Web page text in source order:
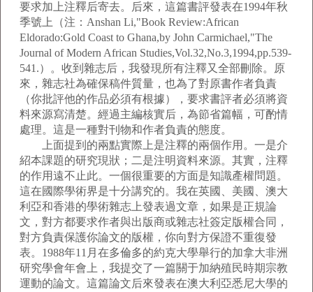
要求加上注釋后寄去。后來，這篇書評發表在1994年秋
季號上（注：Anshan Li,"Book Review:African
Eldorado:Gold Coast to Ghana,by John Carmichael,"The
Journal of Modern African Studies,Vol.32,No.3,1994,pp.539-
541.）。收到雜志后，我發現所有注釋又全部刪除。原
來，雜志社為確保稿件質量，也為了對原書作者負責
（你批評他的作品必須有根據），要求書評者必須將資
料來源寫清楚。經過主編核實后，為節省篇幅，可酌情
處理。這是一種對刊物和作者負責的態度。
上面提到的兩點實際上是注釋的兩個作用。一是介
紹本課題的研究現狀；二是注明資料來源。其實，注釋
的作用遠不止此。一個很重要的方面是知識產權問題。
這在國際學術界是十分講究的。我在英國、美國、澳大
利亞和香港的學術雜志上發表過文章，如果是正規論
文，對方都要求作者與出版商或雜志社簽定版權合同，
對方負責保護你論文的版權，你向對方保證不重復發
表。1988年11月在多倫多的約克大學舉行的加拿大非洲
研究學會年會上，我提交了一篇關于加納殖民時期宗教
運動的論文。這篇論文后來發表在澳大利亞悉尼大學的